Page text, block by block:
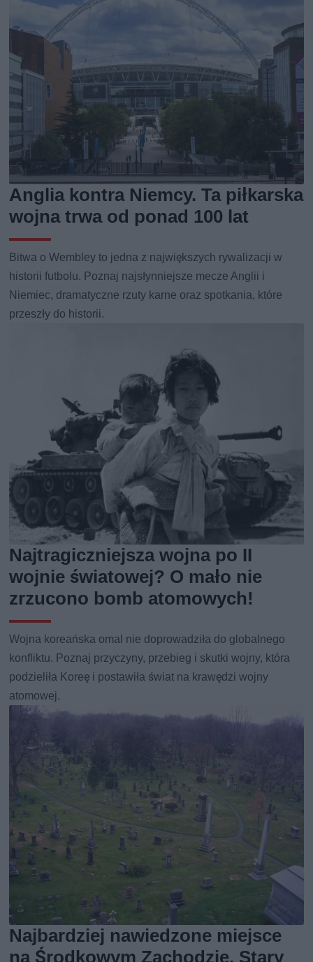
Anglia kontra Niemcy. Ta piłkarska
wojna trwa od ponad 100 lat
Bitwa o Wembley to jedna z największych rywalizacji w
historii futbolu. Poznaj najsłynniejsze mecze Anglii i
Niemiec, dramatyczne rzuty karne oraz spotkania, które
przeszły do historii.
Najtragiczniejsza wojna po II
wojnie światowej? O mało nie
zrzucono bomb atomowych!
Wojna koreańska omal nie doprowadziła do globalnego
konfliktu. Poznaj przyczyny, przebieg i skutki wojny, która
podzieliła Koreę i postawiła świat na krawędzi wojny
atomowej.
Najbardziej nawiedzone miejsce
na Środkowym Zachodzie. Stary